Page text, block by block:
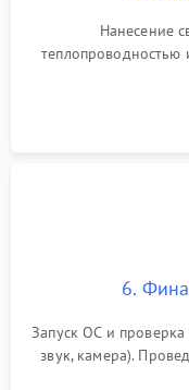
Нанесение
теплопроводностью
шлейфов, модулей
6.
Запуск ОС и
звук, камера).
для контроля